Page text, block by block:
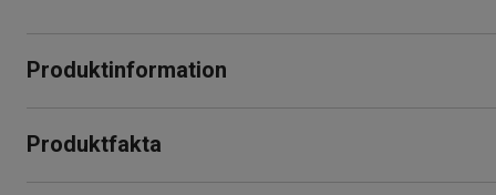
Produktinformation
Säckarna har en volym på 110 L.
Produktfakta